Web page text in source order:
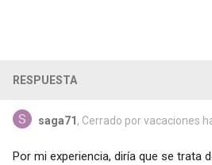
RESPUESTA
saga71 , Cerrado por vacaciones
Por mi experiencia, diría que se trata